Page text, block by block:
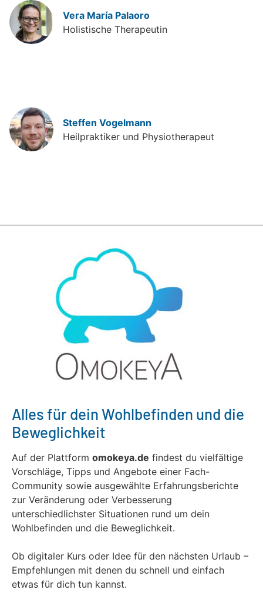
Vera María Palaoro
Holistische Therapeutin
Steffen Vogelmann
Heilpraktiker und Physiotherapeut
Alles für dein Wohlbefinden und die
Beweglichkeit
Auf der Plattform omokeya.de findest du vielfältige
Vorschläge, Tipps und Angebote einer Fach-
Community sowie ausgewählte Erfahrungsberichte
zur Veränderung oder Verbesserung
unterschiedlichster Situationen rund um dein
Wohlbefinden und die Beweglichkeit.
Ob digitaler Kurs oder Idee für den nächsten Urlaub –
Empfehlungen mit denen du schnell und einfach
etwas für dich tun kannst.